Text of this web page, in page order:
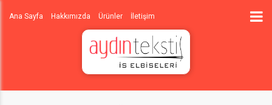
Ana Sayfa Hakkımızda Ürünler İletişim